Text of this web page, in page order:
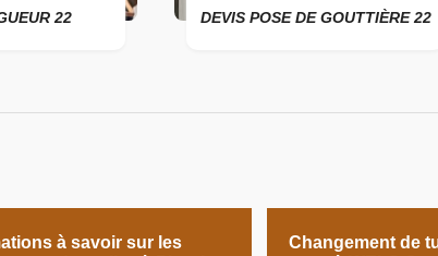
22 DEVIS POSE DE GOUTTIÈRE 22
à savoir sur les
Changement de